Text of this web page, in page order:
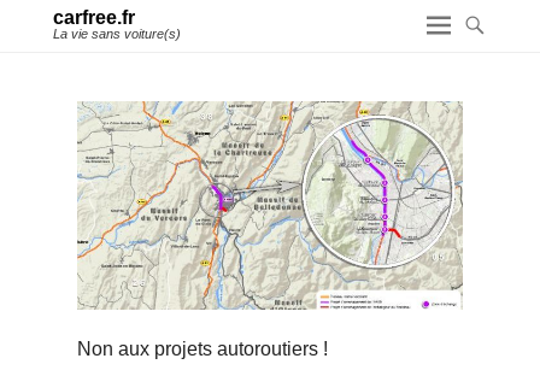
carfree.fr
La vie sans voiture(s)
Non aux projets autoroutiers !